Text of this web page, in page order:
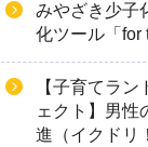
みやざき少子
化ツール「for
【子育てラ
ェクト】男性
進（イクドリ